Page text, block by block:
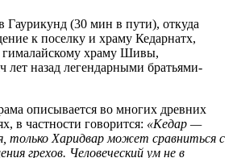
(30 мин в пути), откуда
к поселку и храму Кедарнатх,
храму Шивы,
лет назад легендарными братьями-
описывается во многих древних
в частности говорится: «Кедар —
только Харидвар может сравниться с
грехов. Человеческий ум не в